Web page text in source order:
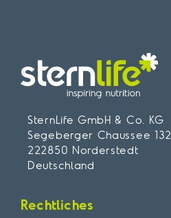
SternLife GmbH & Co. KG
Segeberger Chaussee 132
222850 Norderstedt
Deutschland
Rechtliches